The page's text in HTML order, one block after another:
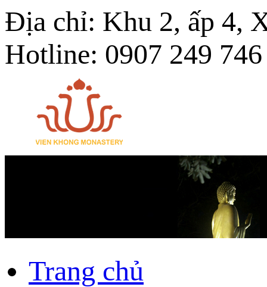
Địa chỉ: Khu 2, ấp 4,
Hotline: 0907 249 746
Trang chủ